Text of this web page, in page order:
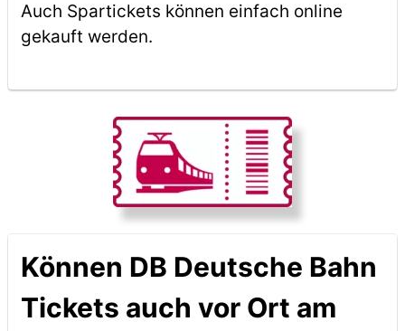
Auch Spartickets können einfach online
gekauft werden.
Können DB Deutsche Bahn
Tickets auch vor Ort am